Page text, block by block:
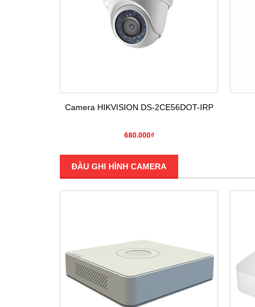
Camera HIKVISION DS-2CE56DOT-IRP
680.000₫
ĐẦU GHI HÌNH CAMERA